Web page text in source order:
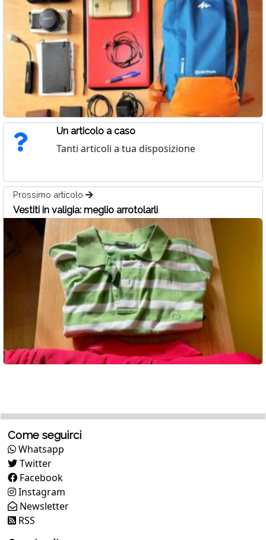
Un articolo a caso
Tanti articoli a tua disposizione
Prossimo articolo
Vestiti in valigia: meglio arrotolarli
Come seguirci
Whatsapp
Twitter
Facebook
Instagram
Newsletter
RSS